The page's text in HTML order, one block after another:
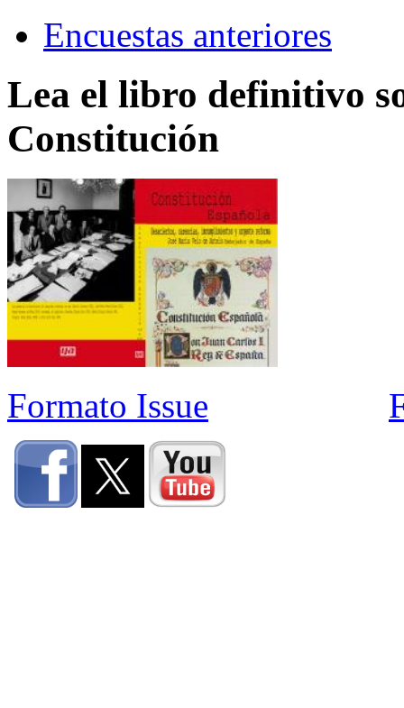
Encuestas anteriores
Lea el libro definitivo
Constitución
Formato Issue